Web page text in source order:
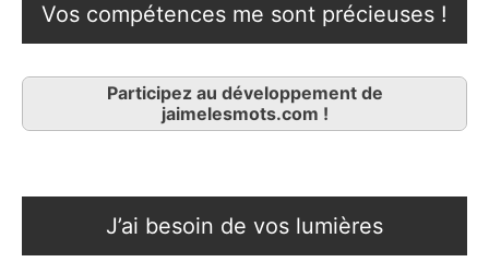
Vos compétences me sont précieuses !
Participez au développement de
jaimelesmots.com !
J’ai besoin de vos lumières